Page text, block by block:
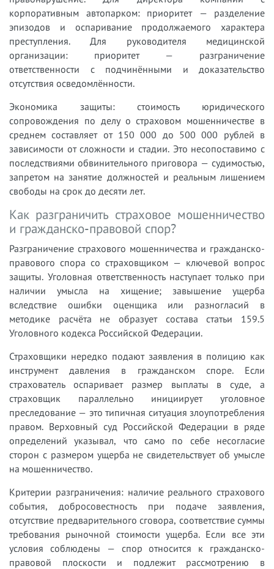
корпоративным автопарком: приоритет — разделение
эпизодов и оспаривание продолжаемого характера
преступления. Для руководителя медицинской
организации: приоритет — разграничение
ответственности с подчинёнными и доказательство
отсутствия осведомлённости.
Экономика защиты: стоимость юридического
сопровождения по делу о страховом мошенничестве в
среднем составляет от 150 000 до 500 000 рублей в
зависимости от сложности и стадии. Это несопоставимо с
последствиями обвинительного приговора — судимостью,
запретом на занятие должностей и реальным лишением
свободы на срок до десяти лет.
Как разграничить страховое мошенничество
и гражданско-правовой спор?
Разграничение страхового мошенничества и гражданско-
правового спора со страховщиком — ключевой вопрос
защиты. Уголовная ответственность наступает только при
наличии умысла на хищение; завышение ущерба
вследствие ошибки оценщика или разногласий в
методике расчёта не образует состава статьи 159.5
Уголовного кодекса Российской Федерации.
Страховщики нередко подают заявления в полицию как
инструмент давления в гражданском споре. Если
страхователь оспаривает размер выплаты в суде, а
страховщик параллельно инициирует уголовное
преследование — это типичная ситуация злоупотребления
правом. Верховный суд Российской Федерации в ряде
определений указывал, что само по себе несогласие
сторон с размером ущерба не свидетельствует об умысле
на мошенничество.
Критерии разграничения: наличие реального страхового
события, добросовестность при подаче заявления,
отсутствие предварительного сговора, соответствие суммы
требования рыночной стоимости ущерба. Если все эти
условия соблюдены — спор относится к гражданско-
правовой плоскости и подлежит рассмотрению в